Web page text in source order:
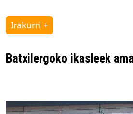
Irakurri +
Batxilergoko ikasleek